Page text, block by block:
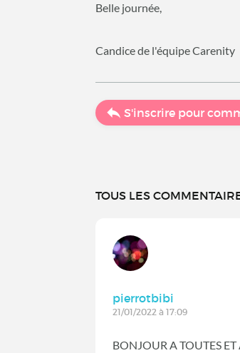
Belle journée,
Candice de l'équipe Carenity
S'inscrire pour
TOUS LES
pierrotbibi
21/01/2022 à 17:09
BONJOUR A TOUTES ET